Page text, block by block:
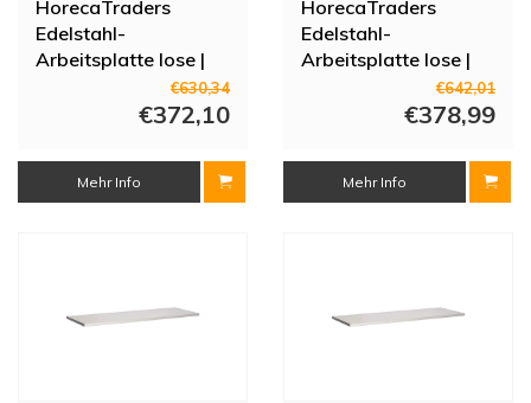
HorecaTraders
Edelstahl-
Arbeitsplatte lose |
2100 (L) x 700 (T)€630,34
€372,10
Mehr Info
HorecaTraders
Edelstahl-
Arbeitsplatte lose |
2200 (L) x 700 (T)€642,01
€378,99
Mehr Info